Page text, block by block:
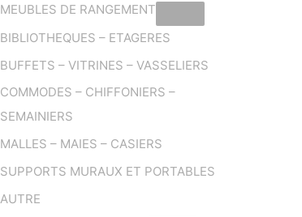
MEUBLES DE RANGEMENT
BIBLIOTHEQUES – ETAGERES
BUFFETS – VITRINES – VASSELIERS
COMMODES – CHIFFONIERS –
SEMAINIERS
MALLES – MAIES – CASIERS
SUPPORTS MURAUX ET PORTABLES
AUTRE